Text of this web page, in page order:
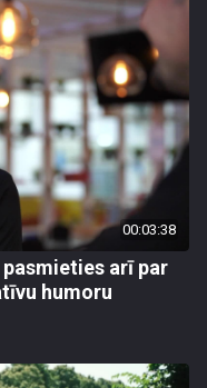
00:03:38
arī par
humoru